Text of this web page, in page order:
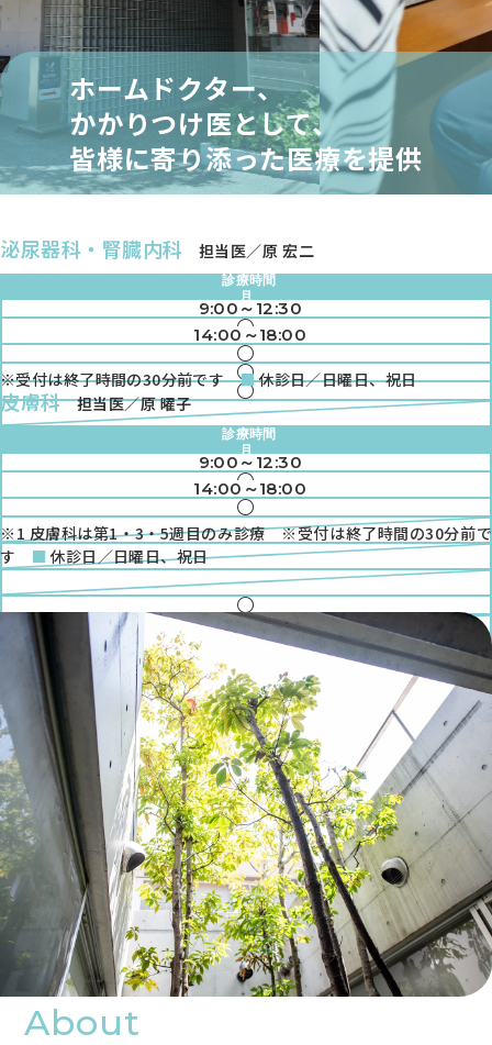
ホームドクター、
かかりつけ医として、
皆様に寄り添った医療を提供
泌尿器科・腎臓内科 担当医／原 宏二
診療時間
月
火
水
木
金
土
9:00～12:30
●
●
●
●
●
14:00～18:00
●
●
●
●
※受付は終了時間の30分前です 休診日／日曜日、祝日
皮膚科 担当医／原 曜子
診療時間
月
火
水
木
金
土
9:00～12:30
●
●
●
●
※1
◎
14:00～18:00
●
●
※1 皮膚科は第1・3・5週目のみ診療 ※受付は終了時間の30分前で
す
休診日／日曜日、祝日
About